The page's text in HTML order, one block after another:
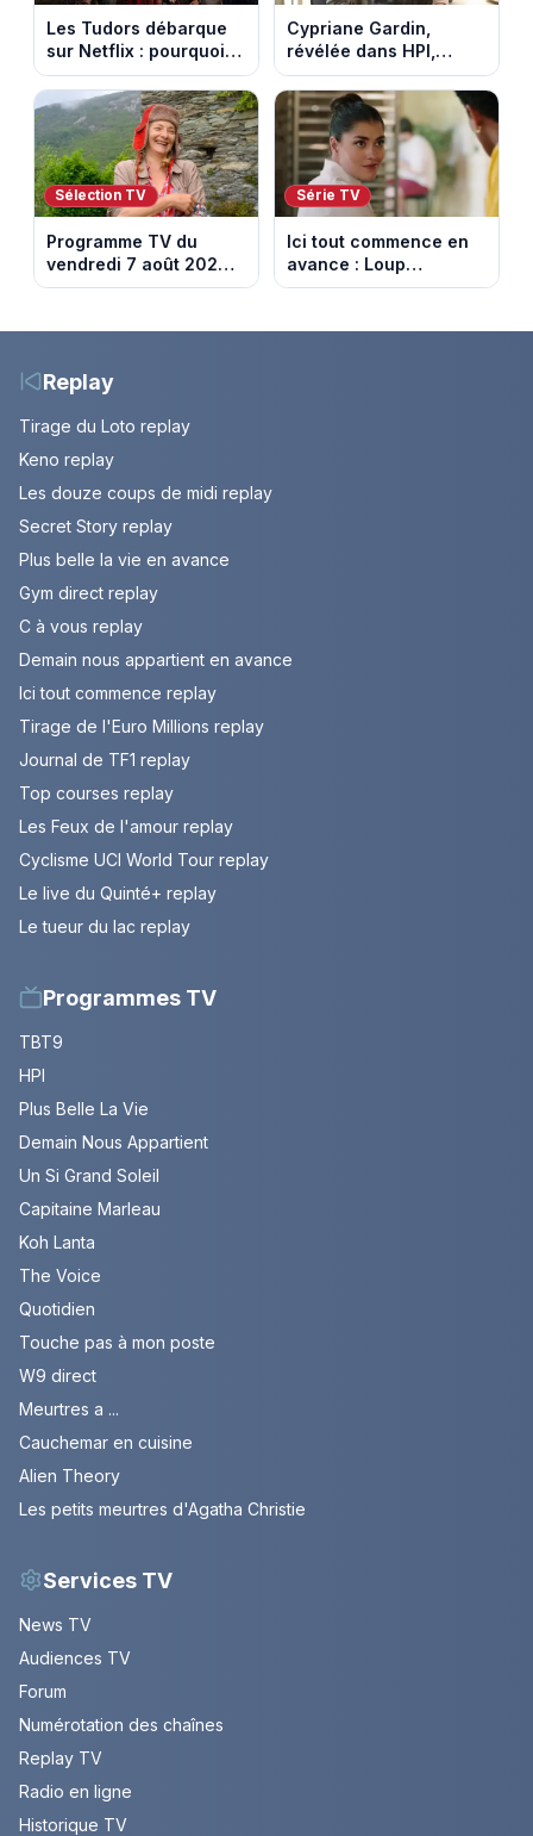
Les Tudors débarque
sur Netflix : pourquoi la
série n’a rien perdu de
son pouvoir
Cypriane Gardin,
révélée dans HPI,
lance une cagnotte
après des difficultés
financières
Sélection TV
Programme TV du
vendredi 7 août 2026 :
notre sélection pour
Série TV
Ici tout commence en
avance : Loup
découvre la trahison
10 août 2026 (spoiler)
Replay
Tirage du Loto replay
Keno replay
Les douze coups de midi replay
Secret Story replay
Plus belle la vie en avance
Gym direct replay
C à vous replay
Demain nous appartient en avance
Ici tout commence replay
Tirage de l'Euro Millions replay
Journal de TF1 replay
Top courses replay
Les Feux de l'amour replay
Cyclisme UCI World Tour replay
Le live du Quinté+ replay
Le tueur du lac replay
Programmes TV
TBT9
HPI
Plus Belle La Vie
Demain Nous Appartient
Un Si Grand Soleil
Capitaine Marleau
Koh Lanta
The Voice
Quotidien
Touche pas à mon poste
W9 direct
Meurtres a ...
Cauchemar en cuisine
Alien Theory
Les petits meurtres d'Agatha Christie
Services TV
News TV
Audiences TV
Forum
Numérotation des chaînes
Replay TV
Radio en ligne
Historique TV